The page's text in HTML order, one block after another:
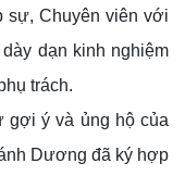
sự, Chuyên viên với
dạn kinh nghiệm
trách.
gợi ý và ủng hộ của
Dương đã ký hợp